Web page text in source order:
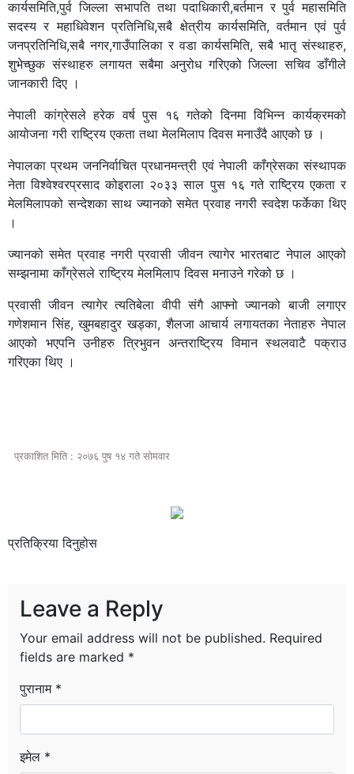
कार्यसमिति,पुर्व जिल्ला सभापति तथा पदाधिकारी,बर्तमान र पुर्व महासमिति
सदस्य र महाधिवेशन प्रतिनिधि,सबै क्षेत्रीय कार्यसमिति, वर्तमान एवं पुर्व
जनप्रतिनिधि,सबै नगर,गाउँपालिका र वडा कार्यसमिति, सबै भातृ संस्थाहरु,
शुभेच्छुक संस्थाहरु लगायत सबैमा अनुरोध गरिएको जिल्ला सचिव डाँगीले
जानकारी दिए ।
नेपाली कांग्रेसले हरेक वर्ष पुस १६ गतेको दिनमा विभिन्न कार्यक्रमको
आयोजना गरी राष्ट्रिय एकता तथा मेलमिलाप दिवस मनाउँदै आएको छ ।
नेपालका प्रथम जननिर्वाचित प्रधानमन्त्री एवं नेपाली काँग्रेसका संस्थापक
नेता विश्वेश्वरप्रसाद कोइराला २०३३ साल पुस १६ गते राष्ट्रिय एकता र
मेलमिलापको सन्देशका साथ ज्यानको समेत प्रवाह नगरी स्वदेश फर्केका थिए
।
ज्यानको समेत प्रवाह नगरी प्रवासी जीवन त्यागेर भारतबाट नेपाल आएको
सम्झनामा काँग्रेसले राष्ट्रिय मेलमिलाप दिवस मनाउने गरेको छ ।
प्रवासी जीवन त्यागेर त्यतिबेला वीपी संगै आफ्नो ज्यानको बाजी लगाएर
गणेशमान सिंह, खुमबहादुर खड्का, शैलजा आचार्य लगायतका नेताहरु नेपाल
आएको भएपनि उनीहरु त्रिभुवन अन्तराष्ट्रिय विमान स्थलवाटै पक्राउ
गरिएका थिए ।
प्रकाशित मिति : २०७६ पुष १४ गते सोमवार
प्रतिक्रिया दिनुहोस
Leave a Reply
Your email address will not be published. Required
fields are marked *
पुरानाम *
इमेल *